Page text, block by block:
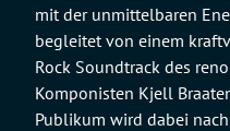
mit der unmittelbaren
begleitet von einem
Rock Soundtrack des
Komponisten Kjell
Publikum wird dabei